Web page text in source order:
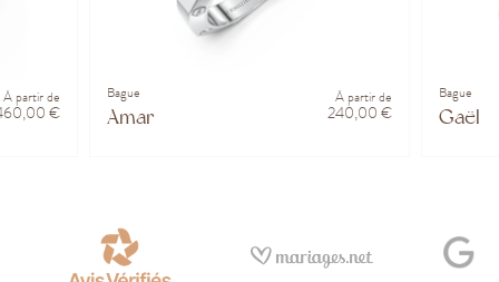
À partir de
€
Bague
Amar
À partir de
240,00 €
Bague
Gaël